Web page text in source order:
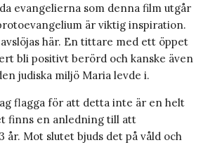
evangelierna som denna film utgår
är viktig inspiration.
här. En tittare med ett öppet
bli positivt berörd och kanske även
judiska miljö Maria levde i.
flagga för att detta inte är en helt
finns en anledning till att
år. Mot slutet bjuds det på våld och